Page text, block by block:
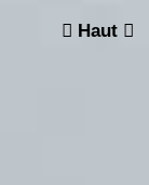
 Haut 